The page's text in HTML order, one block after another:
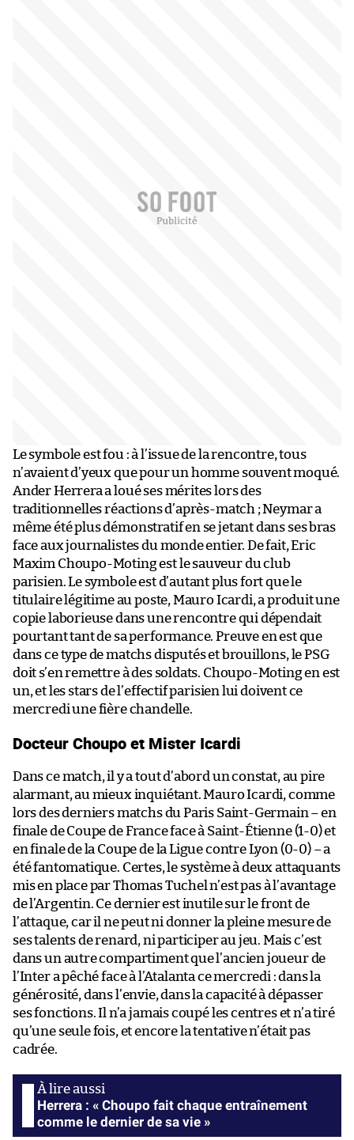
Le symbole est fou : à l’issue de la rencontre, tous
n’avaient d’yeux que pour un homme souvent moqué.
Ander Herrera a loué ses mérites lors des
traditionnelles réactions d’après-match ; Neymar a
même été plus démonstratif en se jetant dans ses bras
face aux journalistes du monde entier. De fait, Eric
Maxim Choupo-Moting est le sauveur du club
parisien. Le symbole est d’autant plus fort que le
titulaire légitime au poste, Mauro Icardi, a produit une
copie laborieuse dans une rencontre qui dépendait
pourtant tant de sa performance. Preuve en est que
dans ce type de matchs disputés et brouillons, le PSG
doit s’en remettre à des soldats. Choupo-Moting en est
un, et les stars de l’effectif parisien lui doivent ce
mercredi une fière chandelle.
Docteur Choupo et Mister Icardi
Dans ce match, il y a tout d’abord un constat, au pire
alarmant, au mieux inquiétant. Mauro Icardi, comme
lors des derniers matchs du Paris Saint-Germain – en
finale de Coupe de France face à Saint-Étienne (1-0) et
en finale de la Coupe de la Ligue contre Lyon (0-0) – a
été fantomatique. Certes, le système à deux attaquants
mis en place par Thomas Tuchel n’est pas à l’avantage
de l’Argentin. Ce dernier est inutile sur le front de
l’attaque, car il ne peut ni donner la pleine mesure de
ses talents de renard, ni participer au jeu. Mais c’est
dans un autre compartiment que l’ancien joueur de
l’Inter a pêché face à l’Atalanta ce mercredi : dans la
générosité, dans l’envie, dans la capacité à dépasser
ses fonctions. Il n’a jamais coupé les centres et n’a tiré
qu’une seule fois, et encore la tentative n’était pas
cadrée.
Herrera : « Choupo fait chaque entraînement
comme le dernier de sa vie »